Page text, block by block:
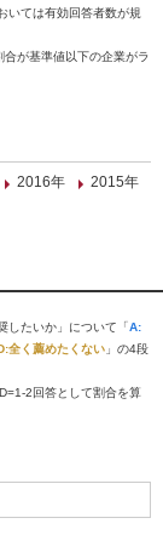
いては有効回答者数が規
が基準値以下の企業がラ
2016年
2015年
したいか」について「A:
全く薦めたくない 」の4段
2回答として割合を算